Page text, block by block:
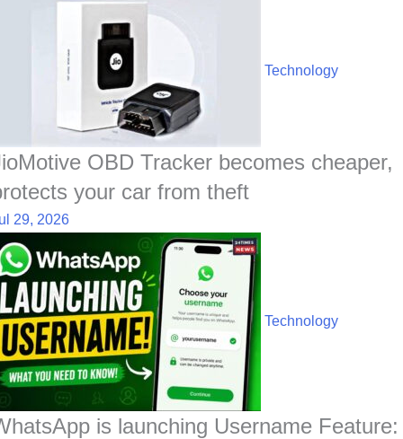
Technology
OBD Tracker becomes cheaper,
your car from theft
29, 2026
Technology
is launching Username Feature: